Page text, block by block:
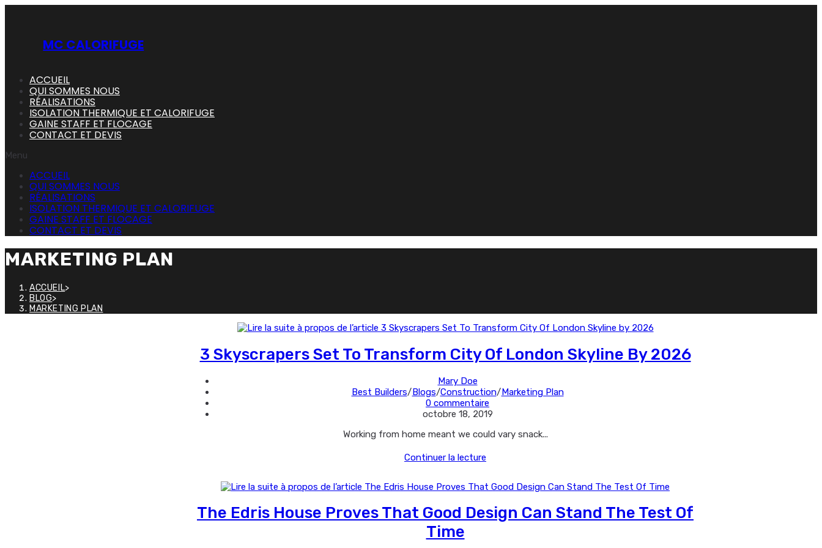
MC CALORIFUGE
ACCUEIL
QUI SOMMES NOUS
RÉALISATIONS
ISOLATION THERMIQUE ET CALORIFUGE
GAINE STAFF ET FLOCAGE
CONTACT ET DEVIS
Menu
ACCUEIL
QUI SOMMES NOUS
RÉALISATIONS
ISOLATION THERMIQUE ET CALORIFUGE
GAINE STAFF ET FLOCAGE
CONTACT ET DEVIS
MARKETING PLAN
ACCUEIL>
BLOG>
MARKETING PLAN
3 Skyscrapers Set To Transform City Of London Skyline By 2026
Auteur/autrice
de
la
publication :
Mary Doe
Post
Best Builders/Blogs/Construction/Marketing Plan
Commentaires
de
publication :
0 commentaire
Dernière
de
publication :
octobre 18, 2019
Working from home meant we could vary snack...
Continuer la lecture
To
City
Of
The Edris House Proves That Good Design Can Stand The Test Of
Time